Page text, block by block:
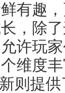
有趣
，除
许玩
维度
则提